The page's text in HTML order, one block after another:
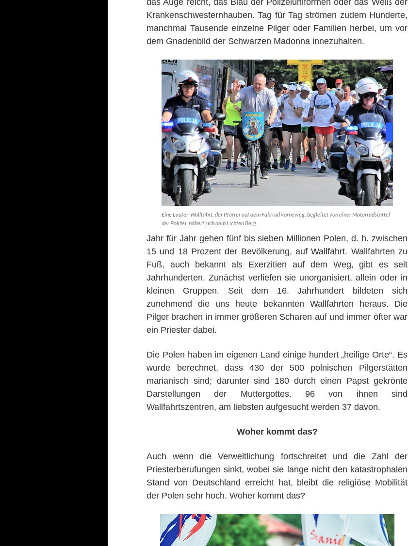
das Auge reicht, das Blau der Polizeiuniformen oder das Weißder
Krankenschwesternhauben. Tag für Tag strömen zudem Hunderte,
manchmal Tausende einzelne Pilger oder Familien herbei, um vor
dem Gnadenbild der Schwarzen Madonna innezuhalten.
Eine Läufer-Wallfahrt, der Pfarrer auf dem Fahrrad vorneweg, begleitet von einer Motorradstaffel
der Polizei, nähert sich dem Lichten Berg.
Jahr für Jahr gehen fünf bis sieben Millionen Polen, d. h. zwischen
15 und 18 Prozent der Bevölkerung, auf Wallfahrt. Wallfahrten zu
Fuß, auch bekannt als Exerzitien auf dem Weg, gibt es seit
Jahrhunderten. Zunächst verliefen sie unorganisiert, allein oder in
kleinen Gruppen. Seit dem 16. Jahrhundert bildeten sich
zunehmend die uns heute bekannten Wallfahrten heraus. Die
Pilger brachen in immer größeren Scharen auf und immer öfter war
ein Priester dabei.
Die Polen haben im eigenen Land einige hundert „heilige Orte“. Es
wurde berechnet, dass 430 der 500 polnischen Pilgerstätten
marianisch sind; darunter sind 180 durch einen Papst gekrönte
Darstellungen der Muttergottes. 96 von ihnen sind
Wallfahrtszentren, am liebsten aufgesucht werden 37 davon.
Woher kommt das?
Auch wenn die Verweltlichung fortschreitet und die Zahl der
Priesterberufungen sinkt, wobei sie lange nicht den katastrophalen
Stand von Deutschland erreicht hat, bleibt die religiöse Mobilität
der Polen sehr hoch. Woher kommt das?